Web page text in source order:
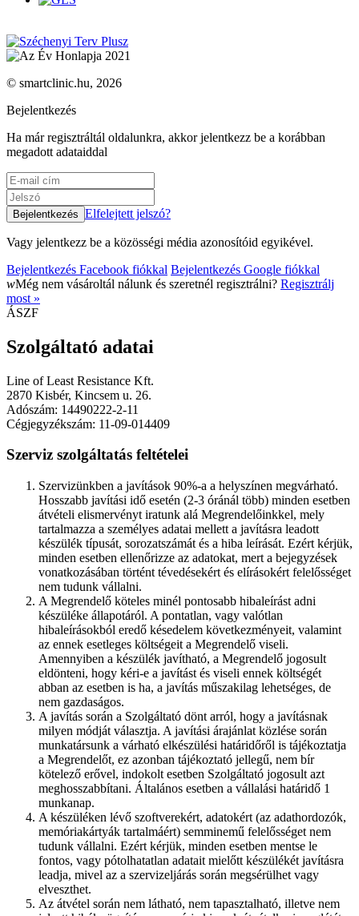
© smartclinic.hu, 2026
Bejelentkezés
Ha már regisztráltál oldalunkra, akkor jelentkezz be a korábban
megadott adataiddal
Elfelejtett jelszó?
Vagy jelentkezz be a közösségi média azonosítóid egyikével.
Bejelentkezés Facebook fiókkal Bejelentkezés Google fiókkal
wMég nem vásároltál nálunk és szeretnél regisztrálni? Regisztrálj
most »
ÁSZF
Szolgáltató adatai
Line of Least Resistance Kft.
2870 Kisbér, Kincsem u. 26.
Adószám: 14490222-2-11
Cégjegyzékszám: 11-09-014409
Szerviz szolgáltatás feltételei
Szervizünkben a javítások 90%-a a helyszínen megvárható.
Hosszabb javítási idő esetén (2-3 óránál több) minden esetben
átvételi elismervényt iratunk alá Megrendelőinkkel, mely
tartalmazza a személyes adatai mellett a javításra leadott
készülék típusát, sorozatszámát és a hiba leírását. Ezért kérjük,
minden esetben ellenőrizze az adatokat, mert a bejegyzések
vonatkozásában történt tévedésekért és elírásokért felelősséget
nem tudunk vállalni.
A Megrendelő köteles minél pontosabb hibaleírást adni
készüléke állapotáról. A pontatlan, vagy valótlan
hibaleírásokból eredő késedelem következményeit, valamint
az ennek esetleges költségeit a Megrendelő viseli.
Amennyiben a készülék javítható, a Megrendelő jogosult
eldönteni, hogy kéri-e a javítást és viseli ennek költségét
abban az esetben is ha, a javítás műszakilag lehetséges, de
nem gazdaságos.
A javítás során a Szolgáltató dönt arról, hogy a javításnak
milyen módját választja. A javítási árajánlat közlése során
munkatársunk a várható elkészülési határidőről is tájékoztatja
a Megrendelőt, ez azonban tájékoztató jellegű, nem bír
kötelező erővel, indokolt esetben Szolgáltató jogosult azt
meghosszabbítani. Általános esetben a vállalási határidő 1
munkanap.
A készüléken lévő szoftverekért, adatokért (az adathordozók,
memóriakártyák tartalmáért) semminemű felelősséget nem
tudunk vállalni. Ezért kérjük, minden esetben mentse le
fontos, vagy pótolhatatlan adatait mielőtt készülékét javításra
leadja, mivel az a szervizeljárás során megsérülhet vagy
elveszthet.
Az átvétel során nem látható, nem tapasztalható, illetve nem